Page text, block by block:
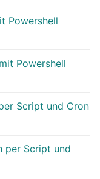
Powershell
Powershell
Script und Cron
per Script und